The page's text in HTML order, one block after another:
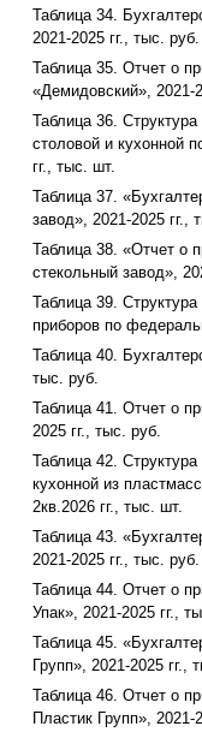
Таблица 34.
2021-2025 гг., тыс. руб.
Таблица 35. Отчет о
«Демидовский», 2021-
Таблица 36.
столовой и кухонной
гг., тыс. шт.
Таблица 37.
завод», 2021-2025 гг.,
Таблица 38. «Отчет о
стекольный завод»,
Таблица 39.
приборов по
Таблица 40.
тыс. руб.
Таблица 41. Отчет о
2025 гг., тыс. руб.
Таблица 42.
кухонной из
2кв.2026 гг., тыс. шт.
Таблица 43.
2021-2025 гг., тыс. руб.
Таблица 44. Отчет о
Упак», 2021-2025 гг.,
Таблица 45.
Групп», 2021-2025 гг.,
Таблица 46. Отчет о
Пластик Групп», 2021-